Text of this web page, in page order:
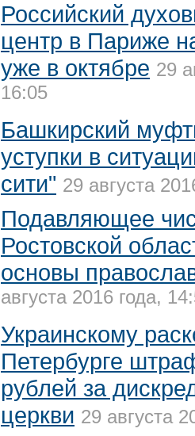
Российский
центр в Париже
уже в октябре 29
16:05
Башкирский
уступки в
сити" 29 августа
Подавляющее
Ростовской
основы
августа 2016 года,
Украинскому
Петербурге
рублей за
церкви 29 августа